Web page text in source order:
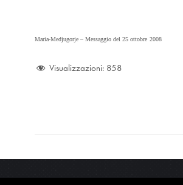
Maria-Medjugorje –Messaggio del 25 ottobre 2008
Visualizzazioni: 858